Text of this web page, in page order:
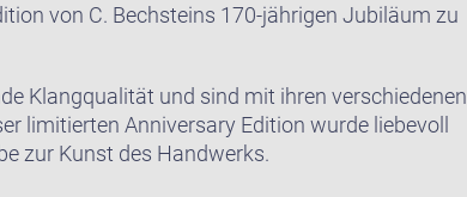
von C. Bechsteins 170-jährigen Jubiläum zu
Klangqualität und sind mit ihren verschiedenen
limitierten Anniversary Edition wurde liebevoll
zur Kunst des Handwerks.